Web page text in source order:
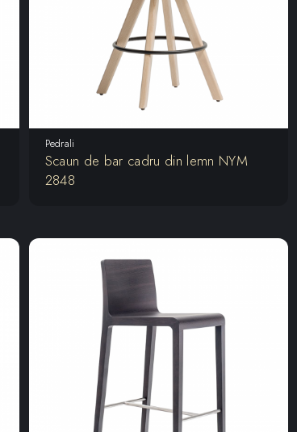
Pedrali
Scaun de bar cadru din lemn NYM
2848